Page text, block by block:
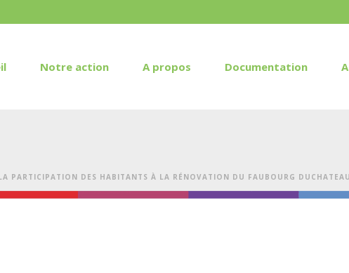
Notre action A propos Documentation
PARTICIPATION DES HABITANTS À LA RÉNOVATION DU FAUBOURG